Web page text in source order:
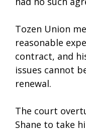
Tozen Union
reasonable
contract, and
issues cannot
renewal.
The court
Shane to take